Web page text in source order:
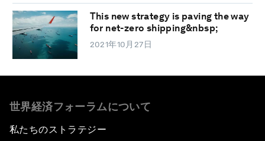
This new strategy is paving the way
for net-zero shipping&nbsp;
2021年10月27日
世界経済フォーラムについて
私たちのストラテジー